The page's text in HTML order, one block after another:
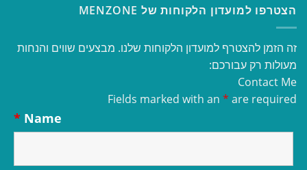
הצטרפו למועדון הלקוחות של MENZONE
זה הזמן להצטרף למועדון הלקוחות שלנו. מבצעים שווים והנחות
מעולות רק עבורכם:
Contact Me
Fields marked with an * are required
Name
*